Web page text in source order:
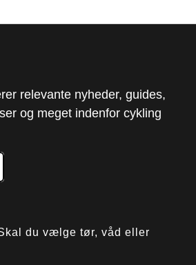
relevante nyheder, guides,
og meget indenfor cykling
du vælge tør, våd eller